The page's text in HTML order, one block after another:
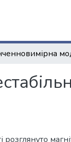
розглянуто